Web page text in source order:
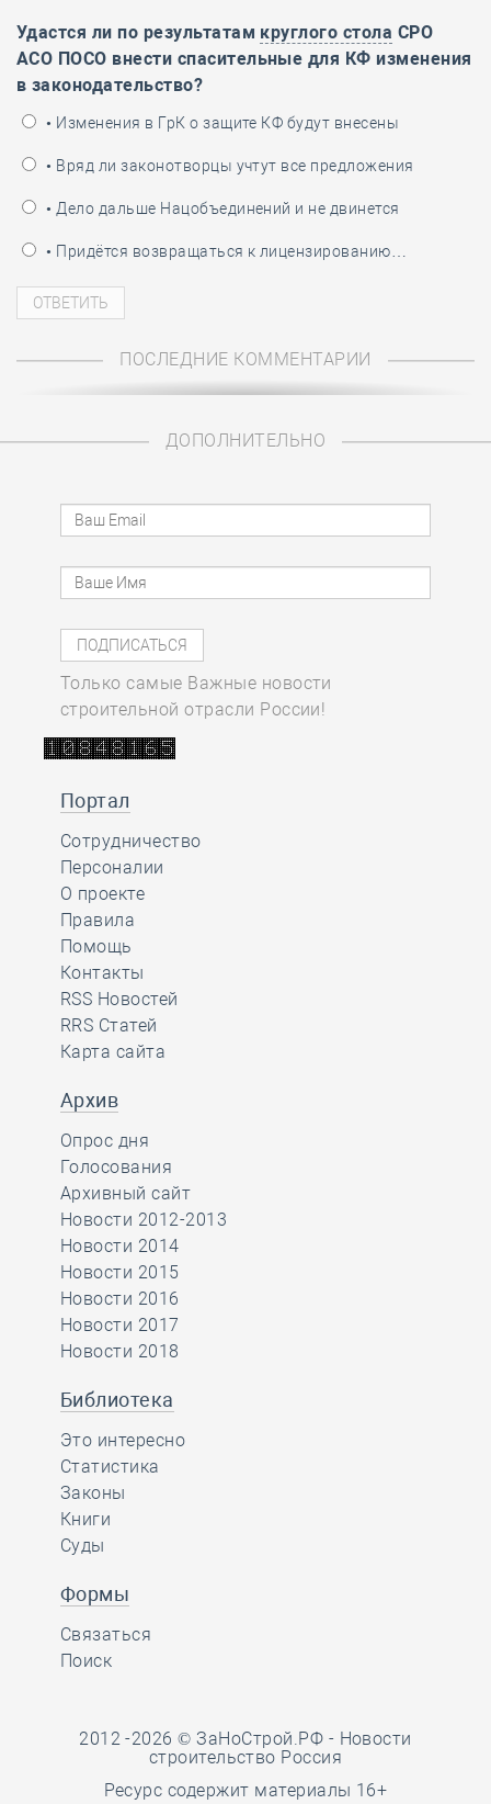
Удастся ли по результатам круглого стола СРО
АСО ПОСО внести спасительные для КФ изменения
в законодательство?
• Изменения в ГрК о защите КФ будут внесены
• Вряд ли законотворцы учтут все предложения
• Дело дальше Нацобъединений и не двинется
• Придётся возвращаться к лицензированию…
ПОСЛЕДНИЕ КОММЕНТАРИИ
ДОПОЛНИТЕЛЬНО
Только самые Важные новости
строительной отрасли России!
Портал
Сотрудничество
Персоналии
О проекте
Правила
Помощь
Контакты
RSS Новостей
RRS Статей
Карта сайта
Архив
Опрос дня
Голосования
Архивный сайт
Новости 2012-2013
Новости 2014
Новости 2015
Новости 2016
Новости 2017
Новости 2018
Библиотека
Это интересно
Статистика
Законы
Книги
Суды
Формы
Связаться
Поиск
2012 -2026 © ЗаНоСтрой.РФ - Новости
строительство Россия
Ресурс содержит материалы 16+